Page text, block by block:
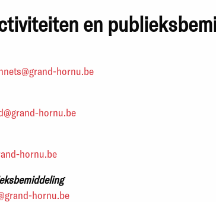
en
hornu.be
hornu.be
hornu.be
hornu.be